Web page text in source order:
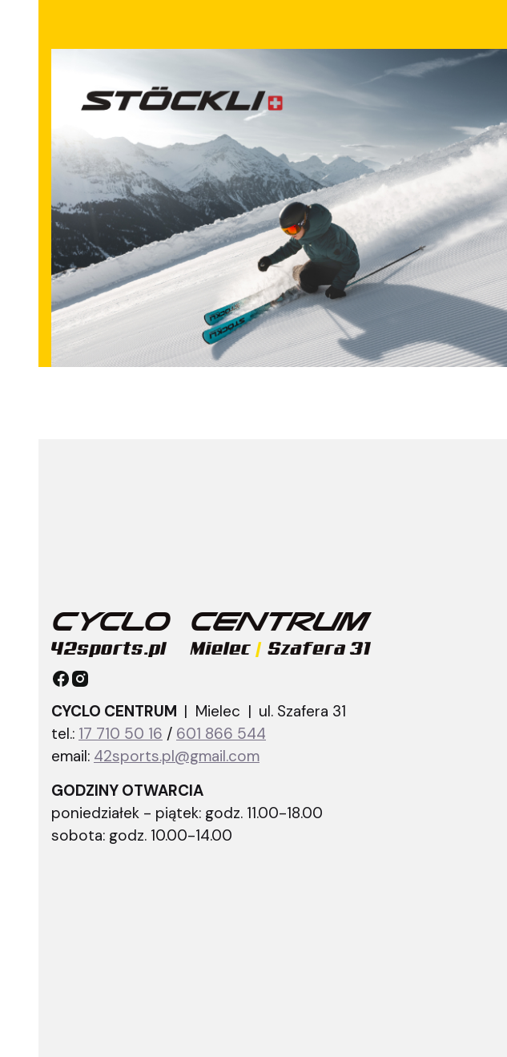
CYCLO CENTRUM | Mielec | ul. Szafera 31
tel.: 17 710 50 16 / 601 866 544
email: 42sports.pl@gmail.com
GODZINY OTWARCIA
poniedziałek - piątek: godz. 11.00-18.00
sobota: godz. 10.00-14.00